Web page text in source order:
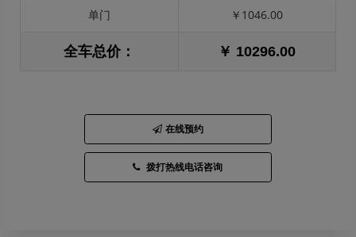
单门 ￥1046.00
全车总价： ￥ 10296.00
在线预约
拨打热线电话咨询